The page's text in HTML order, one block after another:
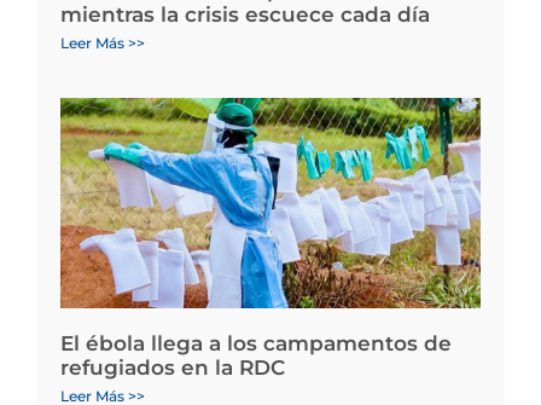
mientras la crisis escuece cada día
Leer Más >>
El ébola llega a los campamentos de
refugiados en la RDC
Leer Más >>